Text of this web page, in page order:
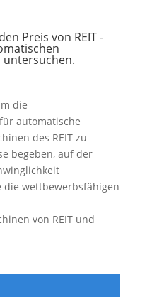
Preis von REIT -
untersuchen.
die
automatische
des REIT zu
begeben, auf der
die wettbewerbsfähigen
von REIT und